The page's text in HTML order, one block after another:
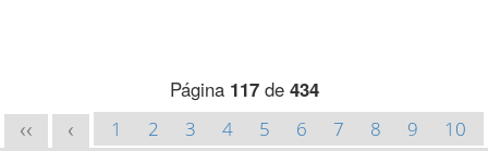
Página 117de 434
<< < 1 2 3 4 5 6 7 8 9
10